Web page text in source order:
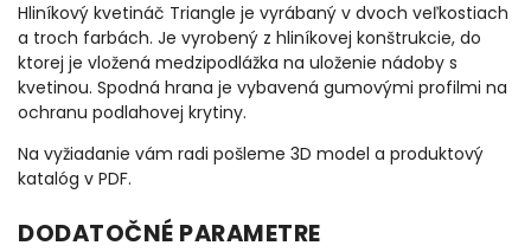
Hliníkový kvetináč Triangle je vyrábaný v dvoch veľkostiach
a troch farbách. Je vyrobený z hliníkovej konštrukcie, do
ktorej je vložená medzipodlážka na uloženie nádoby s
kvetinou. Spodná hrana je vybavená gumovými profilmi na
ochranu podlahovej krytiny.
Na vyžiadanie vám radi pošleme 3D model a produktový
katalóg v PDF.
DODATOČNÉ PARAMETRE